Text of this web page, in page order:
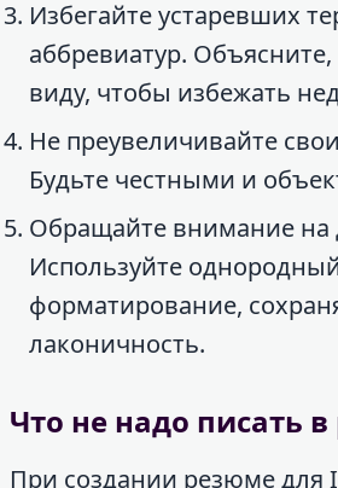
Избегайте устаревших
аббревиатур.
виду, чтобы избежать
Не преувеличивайте
Будьте честными и
Обращайте внимание на
Используйте
форматирование,
лаконичность.
Что не надо писать
При создании резюме для